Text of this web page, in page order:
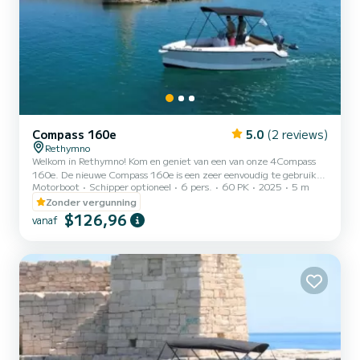
Compass 160e 5.0 (2 reviews)
Rethymno
Welkom in Rethymno! Kom en geniet van een van onze 4Compass
160e. De nieuwe Compass 160e is een zeer eenvoudig te gebruiken
instapmodel boot gebouwd volgens de nieuwste Compass
bootnormen met gemak van fabricage en modern ergonomisch
ontwerp. De romp is zeer efficiënt, biedt de perfecte set-up voor
kleine motoren en elektrische motoren, evenals een moeiteloze rit
vriendelijke deklay-out voel je je ontspannen en veilig bij elk weer.
Mog...
Motorboot Schipper optioneel 6 pers. 60 PK 2025
5 m
Zonder vergunning
vanaf $126,96